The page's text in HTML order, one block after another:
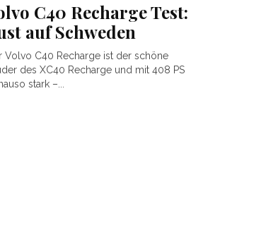
C40 Recharge Test:
auf Schweden
Volvo C40 Recharge ist der schöne
des XC40 Recharge und mit 408 PS
stark –...